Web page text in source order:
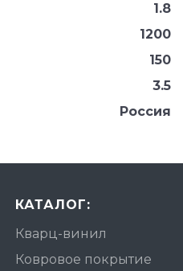
1.8
1200
150
3.5
Россия
КАТАЛОГ:
Кварц-винил
Ковровое покрытие